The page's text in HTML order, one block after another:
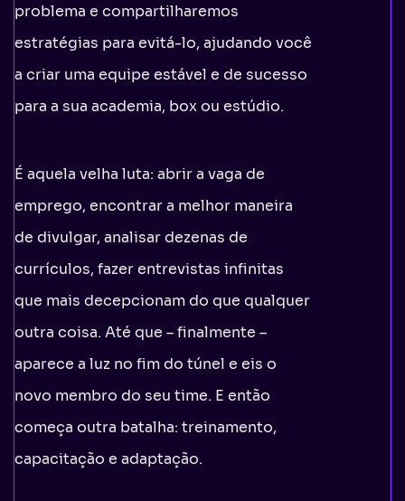
problema e compartilharemos
estratégias para evitá-lo, ajudando você
a criar uma equipe estável e de sucesso
para a sua academia, box ou estúdio.
É aquela velha luta: abrir a vaga de
emprego, encontrar a melhor maneira
de divulgar, analisar dezenas de
currículos, fazer entrevistas infinitas
que mais decepcionam do que qualquer
outra coisa. Até que – finalmente –
aparece a luz no fim do túnel e eis o
novo membro do seu time. E então
começa outra batalha: treinamento,
capacitação e adaptação.